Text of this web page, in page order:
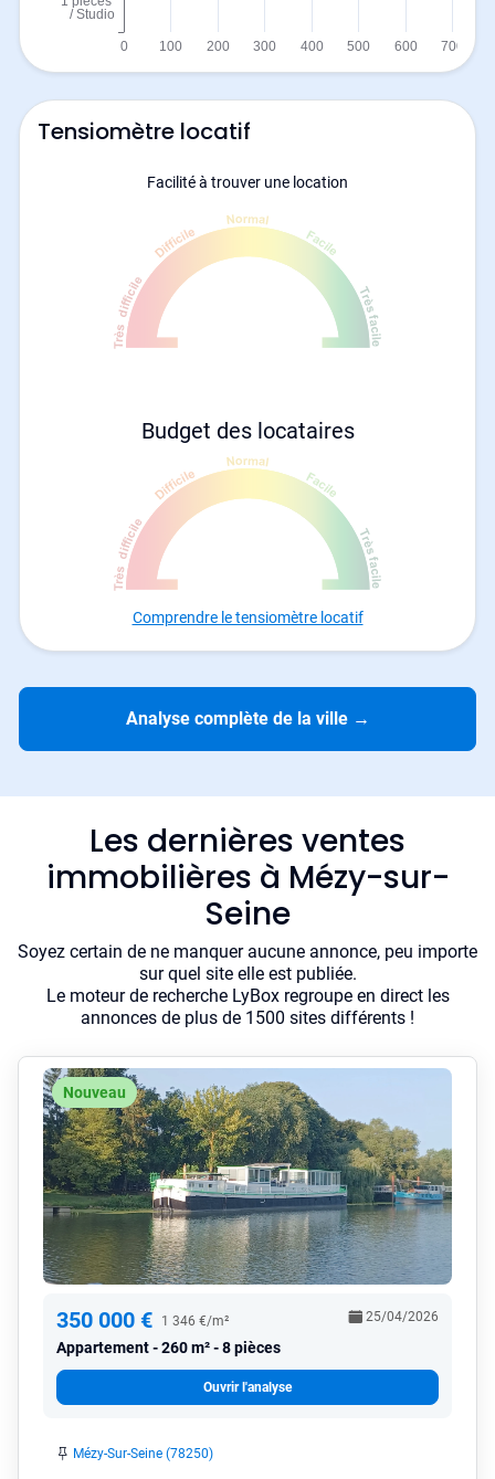
Tensiomètre locatif
Facilité à trouver une location
Budget des locataires
Comprendre le tensiomètre locatif
Analyse complète de la ville →
Les dernières ventes
immobilières à Mézy-sur-
Seine
Soyez certain de ne manquer aucune annonce, peu importe
sur quel site elle est publiée.
Le moteur de recherche LyBox regroupe en direct les
annonces de plus de 1500 sites différents !
Nouveau
350 000 € 1 346 €/m²
Appartement 260 m² - 8 pièces
25/04/2026
Ouvrir l'analyse
Mézy-Sur-Seine (78250)